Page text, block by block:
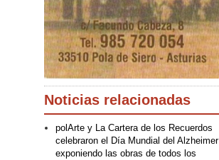
Noticias relacionadas
polArte y La Cartera de los Recuerdos
celebraron el Día Mundial del Alzheimer
exponiendo las obras de todos los